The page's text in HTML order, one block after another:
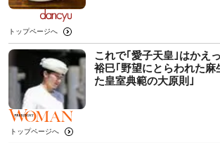
トップページへ
これで｢愛子天皇｣はかえ
裕巳｢野望にとらわれた麻
た皇室典範の大原則｣
トップページへ